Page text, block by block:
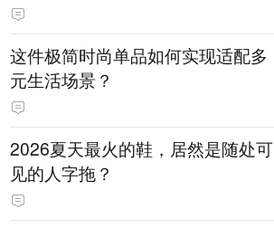
这件极简时尚单品如何实现适配多
元生活场景？
2026夏天最火的鞋，居然是随处可
见的人字拖？